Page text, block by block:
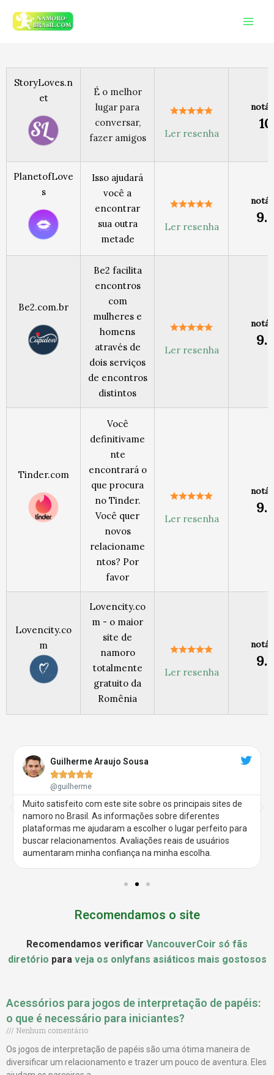
para
StoryLoves.n
et
É o melhor
lugar para
conversar,
fazer amigos
Ler resenha
10
PlanetofLove
s
Isso ajudará
você a
encontrar
sua outra
metade
Ler resenha
Be2.com.br
Be2 facilita
encontros
com
mulheres e
homens
através de
dois serviços
de encontros
distintos
Ler resenha
9.5
Tinder.com
Você
definitivame
nte
encontrará o
que procura
no Tinder.
Você quer
novos
relacioname
ntos? Por
favor
Ler resenha
9.6
Lovencity.co
m
Lovencity.co
m - o maior
site de
namoro
totalmente
gratuito da
Romênia
Ler resenha
9.6
Guilherme Araujo Sousa

@guilherme
R
e
M
e
Muito satisfeito com este site sobre os principais sites de
namoro no Brasil. As informações sobre diferentes
plataformas me ajudaram a escolher o lugar perfeito para
buscar relacionamentos. Avaliações reais de usuários
aumentaram minha confiança na minha escolha.
Recomendamos o site
Recomendamos verificar VancouverCoir só fãs
diretório para veja os onlyfans asiáticos mais gostosos
Acessórios para jogos de interpretação de papéis:
o que é necessário para iniciantes?
Nenhum comentário
Os jogos de interpretação de papéis são uma ótima maneira de
diversificar um relacionamento e trazer um pouco de aventura. Eles